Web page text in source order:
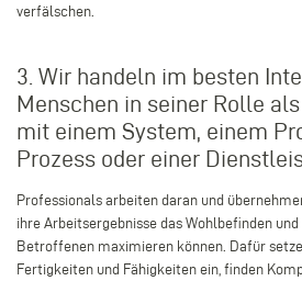
verfälschen.
3. Wir handeln im besten
Menschen in seiner Rolle
mit einem System, einem
Prozess oder einer
Professionals arbeiten daran und
ihre Arbeitsergebnisse das Wohlbefinden
Betroffenen maximieren können. Dafür
Fertigkeiten und Fähigkeiten ein, finden